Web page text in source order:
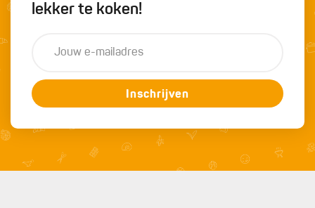
lekker te koken!
Inschrijven